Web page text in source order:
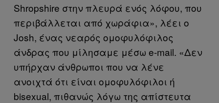
Shropshire στην πλευρά ενός λόφου, που
περιβάλλεται από χωράφια», λέει ο
Josh, ένας νεαρός ομοφυλόφιλος
άνδρας που μίλησαμε μέσω e-mail. «Δεν
υπήρχαν άνθρωποι που να λένε
ανοιχτά ότι είναι ομοφυλόφιλοι ή
bisexual, πιθανώς λόγω της απίστευτα